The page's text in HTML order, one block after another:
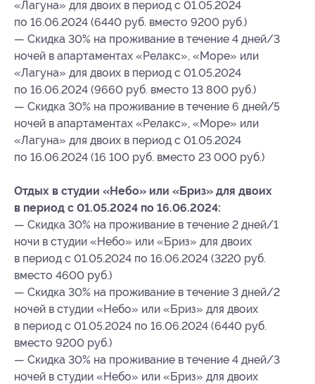
«Лагуна» для двоих в период с 01.05.2024
по 16.06.2024 (6440 руб. вместо 9200 руб.)
— Скидка 30% на проживание в течение 4 дней/3
ночей в апартаментах «Релакс», «Море» или
«Лагуна» для двоих в период с 01.05.2024
по 16.06.2024 (9660 руб. вместо 13 800 руб.)
— Скидка 30% на проживание в течение 6 дней/5
ночей в апартаментах «Релакс», «Море» или
«Лагуна» для двоих в период с 01.05.2024
по 16.06.2024 (16 100 руб. вместо 23 000 руб.)
Отдых в студии «Небо» или «Бриз» для двоих
в период с 01.05.2024 по 16.06.2024:
— Скидка 30% на проживание в течение 2 дней/1
ночи в студии «Небо» или «Бриз» для двоих
в период с 01.05.2024 по 16.06.2024 (3220 руб.
вместо 4600 руб.)
— Скидка 30% на проживание в течение 3 дней/2
ночей в студии «Небо» или «Бриз» для двоих
в период с 01.05.2024 по 16.06.2024 (6440 руб.
вместо 9200 руб.)
— Скидка 30% на проживание в течение 4 дней/3
ночей в студии «Небо» или «Бриз» для двоих